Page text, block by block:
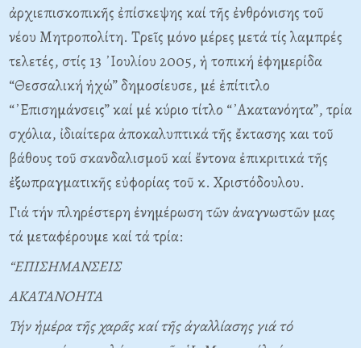
ἀρχιεπισκοπικῆς ἐπίσκεψης καί τῆς ἐνθρόνισης τοῦ
νέου Μητροπολίτη. Τρεῖς μόνο μέρες μετά τίς λαμπρές
τελετές, στίς 13 ᾿Ιουλίου 2005, ἡ τοπική ἐφημερίδα
“Θεσσαλική ἠχώ” δημοσίευσε, μέ ἐπίτιτλο
“᾿Επισημάνσεις” καί μέ κύριο τίτλο “᾿Ακατανόητα”, τρία
σχόλια, ἰδιαίτερα ἀποκαλυπτικά τῆς ἔκτασης και τοῦ
βάθους τοῦ σκανδαλισμοῦ καί ἔντονα ἐπικριτικά τῆς
ἐξωπραγματικῆς εὐφορίας τοῦ κ. Χριστόδουλου.
Γιά τήν πληρέστερη ἐνημέρωση τῶν ἀναγνωστῶν μας
τά μεταφέρουμε καί τά τρία:
“ΕΠΙΣΗΜΑΝΣΕΙΣ
ΑΚΑΤΑΝΟΗΤΑ
Τήν ἡμέρα τῆς χαρᾶς καί τῆς ἀγαλλίασης γιά τό